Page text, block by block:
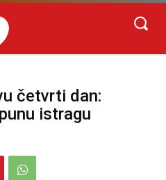
četvrti dan:
istragu